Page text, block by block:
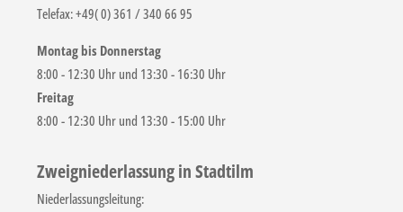
Telefax: +49( 0) 361 / 340 66 95
Montag bis Donnerstag
8:00 - 12:30 Uhr und 13:30 - 16:30 Uhr
Freitag
8:00 - 12:30 Uhr und 13:30 - 15:00 Uhr
Zweigniederlassung in Stadtilm
Niederlassungsleitung: